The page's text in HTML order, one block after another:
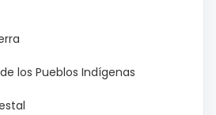
los Pueblos Indígenas